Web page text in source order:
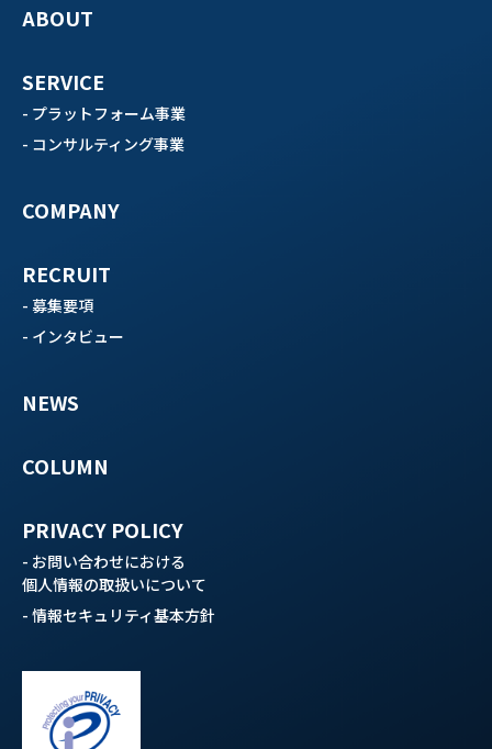
ABOUT
SERVICE
- プラットフォーム事業
- コンサルティング事業
COMPANY
RECRUIT
- 募集要項
- インタビュー
NEWS
COLUMN
PRIVACY POLICY
- お問い合わせにおける
個人情報の取扱いについて
- 情報セキュリティ基本方針